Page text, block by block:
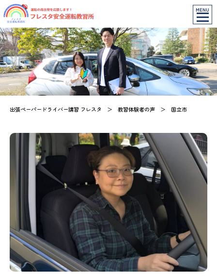
MENU
出張ペーパードライバー講習 フレスタ ＞ 教習体験者の声 ＞ 国立市